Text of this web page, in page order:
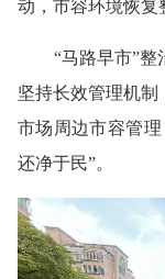
动，市容环境恢复
“马路早市”整
坚持长效管理机
市场周边市容管理
还净于民”。